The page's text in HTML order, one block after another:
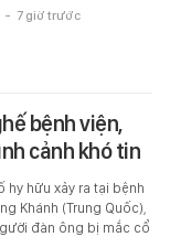
- 7 giờ trước
bệnh viện,
cảnh khó tin
hy hữu xảy ra tại bệnh
Khánh (Trung Quốc),
đàn ông bị mắc cổ